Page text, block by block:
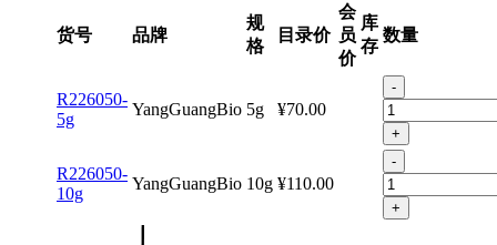
货号 品牌
规
格
目录价
会
员
价
库
存
数量
R226050-
5g
YangGuangBio 5g ¥70.00
-
+
R226050-
10g
YangGuangBio 10g ¥110.00
-
+